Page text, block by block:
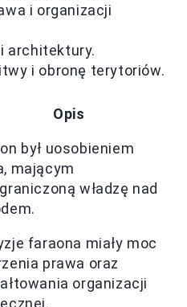
i organizacji
architektury.
i obronę terytoriów.
Opis
był uosobieniem
mającym
władzę nad
faraona miały moc
prawa oraz
organizacji